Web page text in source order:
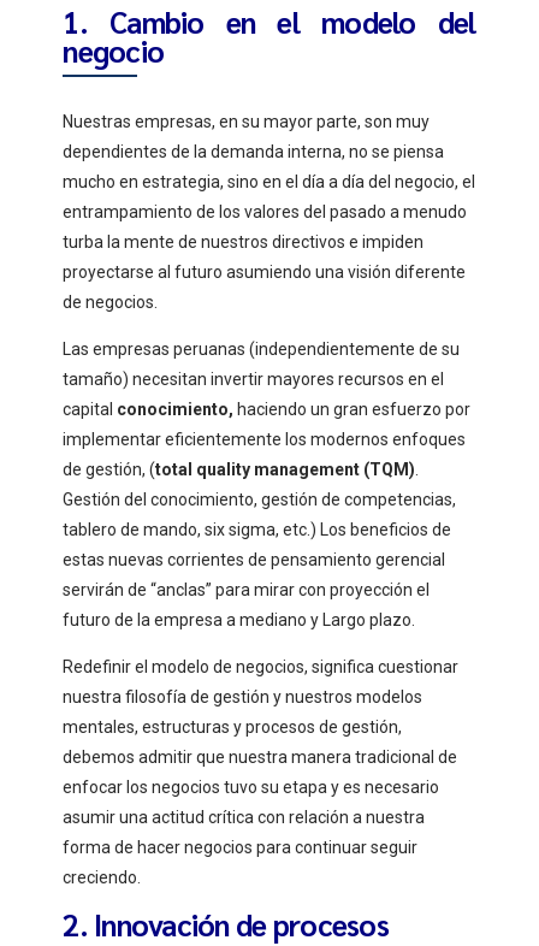
1. Cambio en el modelo del
negocio
Nuestras empresas, en su mayor parte, son muy
dependientes de la demanda interna, no se piensa
mucho en estrategia, sino en el día a día del negocio, el
entrampamiento de los valores del pasado a menudo
turba la mente de nuestros directivos e impiden
proyectarse al futuro asumiendo una visión diferente
de negocios.
Las empresas peruanas (independientemente de su
tamaño) necesitan invertir mayores recursos en el
capital conocimiento, haciendo un gran esfuerzo por
implementar eficientemente los modernos enfoques
de gestión, (total quality management (TQM).
Gestión del conocimiento, gestión de competencias,
tablero de mando, six sigma, etc.) Los beneficios de
estas nuevas corrientes de pensamiento gerencial
servirán de “anclas” para mirar con proyección el
futuro de la empresa a mediano y Largo plazo.
Redefinir el modelo de negocios, significa cuestionar
nuestra filosofía de gestión y nuestros modelos
mentales, estructuras y procesos de gestión,
debemos admitir que nuestra manera tradicional de
enfocar los negocios tuvo su etapa y es necesario
asumir una actitud crítica con relación a nuestra
forma de hacer negocios para continuar seguir
creciendo.
2. Innovación de procesos